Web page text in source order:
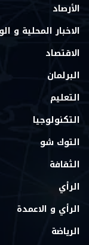
الأرصاد
الاخبار المحلية و
الاقتصاد
البرلمان
التعليم
التكنولوجيا
التوك شو
الثقافة
الرأي
الرأي و الاعمدة
الرياضة